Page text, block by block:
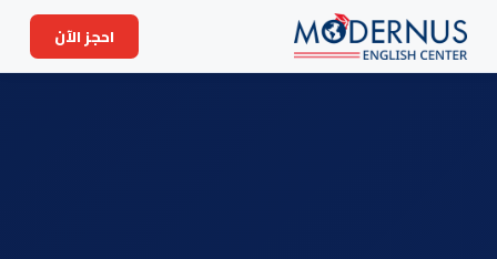
احجز الآن